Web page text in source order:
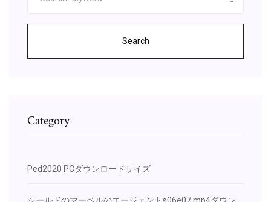
Search
Category
Ped2020 PCダウンロードサイズ
シールドのマーベルのエージェントs06e07 mp4ダウン